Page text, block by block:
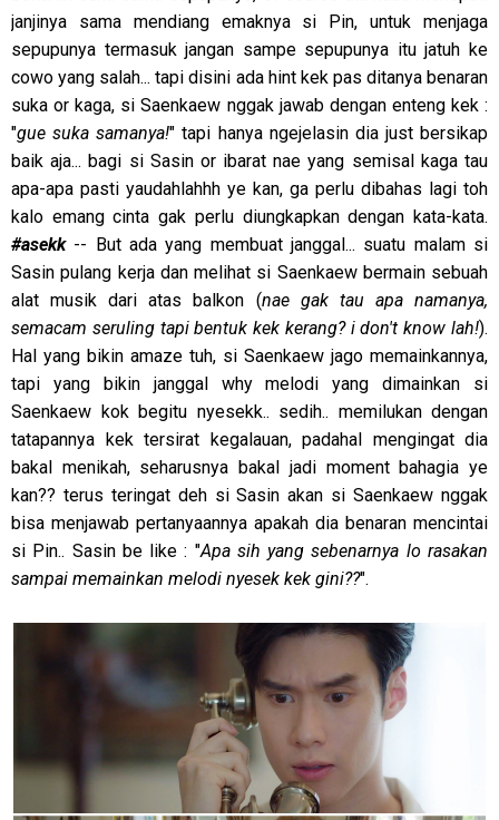
janjinya sama mendiang emaknya si Pin, untuk menjaga
sepupunya termasuk jangan sampe sepupunya itu jatuh ke
cowo yang salah... tapi disini ada hint kek pas ditanya benaran
suka or kaga, si Saenkaew nggak jawab dengan enteng kek :
"gue suka samanya!" tapi hanya ngejelasin dia just bersikap
baik aja... bagi si Sasin or ibarat nae yang semisal kaga tau
apa-apa pasti yaudahlahhh ye kan, ga perlu dibahas lagi toh
kalo emang cinta gak perlu diungkapkan dengan kata-kata.
#asekk-- But ada yang membuat janggal... suatu malam si
Sasin pulang kerja dan melihat si Saenkaew bermain sebuah
alat musik dari atas balkon (nae gak tau apa namanya,
semacam seruling tapi bentuk kek kerang? i don't know lah!).
Hal yang bikin amaze tuh, si Saenkaew jago memainkannya,
tapi yang bikin janggal why melodi yang dimainkan si
Saenkaew kok begitu nyesekk.. sedih.. memilukan dengan
tatapannya kek tersirat kegalauan, padahal mengingat dia
bakal menikah, seharusnya bakal jadi moment bahagia ye
kan?? terus teringat deh si Sasin akan si Saenkaew nggak
bisa menjawab pertanyaannya apakah dia benaran mencintai
si Pin.. Sasin be like : "Apa sih yang sebenarnya lo rasakan
sampai memainkan melodi nyesek kek gini??".